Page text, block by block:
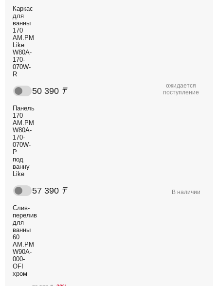
Каркас
для
ванны
170
AM.PM
Like
W80A-
170-
070W-
R
ожидается
поступление
50 390 ₸
Панель
170
AM.PM
W80A-
170-
070W-
P
под
ванну
Like
В наличии
57 390 ₸
Слив-
перелив
для
ванны
60
AM.PM
W90A-
000-
OFI
хром